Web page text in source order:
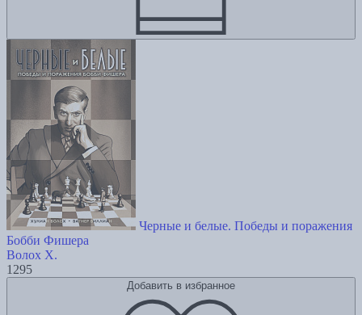
Черные и белые. Победы и поражения
Бобби Фишера
Волох Х.
1295
Добавить в избранное